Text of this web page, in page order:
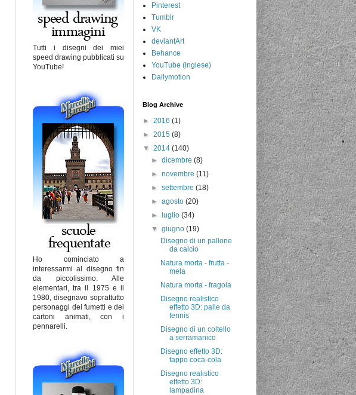
Tutti i disegni dei miei
speed drawing pubblicati su
YouTube!
Ho cominciato a
interessarmi al disegno fin
da piccolissimo. Alle
elementari, tra il 1975 e il
1980, disegnavo soprattutto
personaggi dei fumetti e dei
cartoni animati, con i
pennarelli.
Pinterest
Tumblr
VK
deviantArt
Behance
YouTube (Inglese)
Dailymotion
Blog Archive
► 2016 (1)
► 2015 (8)
▼ 2014 (140)
►dicembre(8)
►novembre(11)
►settembre(18)
►agosto(20)
►luglio(34)
▼giugno(19)
Disegno di un pallone
da calcio
Natura morta - frutta -
mela
Natura morta - fragola
Disegno realistico
effetto 3D: palle da
tennis
Disegno di un coltello
a serramanico
Disegno effetto 3D:
tappo coca-cola
Disegno realistico
effetto 3D:
lampadina